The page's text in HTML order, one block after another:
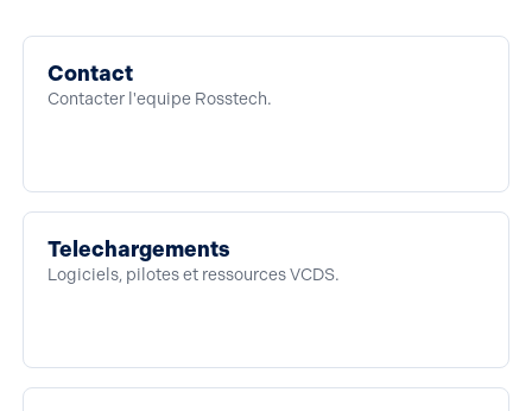
Contact
Contacter l'equipe Rosstech.
Telechargements
Logiciels, pilotes et ressources VCDS.